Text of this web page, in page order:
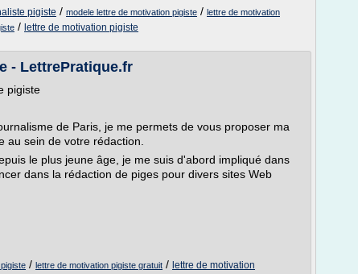
pigiste / modele lettre de motivation pigiste / lettre de motivation
/ lettre de motivation pigiste
- LettrePratique.fr
pigiste
de Paris, je me permets de vous proposer ma
au sein de votre rédaction.
le plus jeune âge, je me suis d'abord impliqué dans
dans la rédaction de piges pour divers sites Web
/ lettre de motivation pigiste gratuit / lettre de motivation